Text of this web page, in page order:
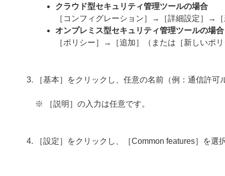
クラウド型セキュリティ管理ツールの場合
［コンフィグレーション］→［詳細設定］→
オンプレミス型セキュリティ管理ツールの場合
［ポリシー］→［追加］（または［新しいポ
［基本］をクリックし、任意の名前（例：通信許
※ ［説明］の入力は任意です。
［設定］をクリックし、［Common features］を